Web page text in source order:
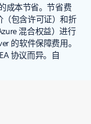
成本节省。节省费
（包含许可证）和折
混合权益）进行
的软件保障费用。
协议而异。自